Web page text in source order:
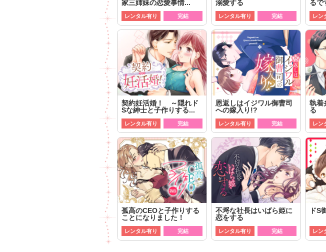
家三姉妹の恋愛事情...
レンタル有り 完結
溺愛する
レンタル有り 完結
るで
レン
契約妊活婚！ ～隠れド
Sな紳士と子作りする...
レンタル有り 完結
恩返しはイジワル御曹司
への嫁入り!?
レンタル有り 完結
執着
る
レン
孤高のCEOと子作りする
ことになりました！
レンタル有り 完結
不埒な社長はいばら姫に
恋をする
レンタル有り 完結
ドS
レン